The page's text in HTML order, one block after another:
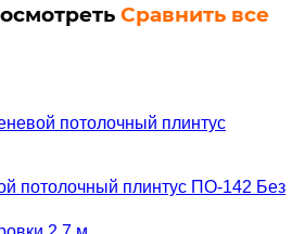
Сравнить все
потолочный плинтус ПО-142 Без